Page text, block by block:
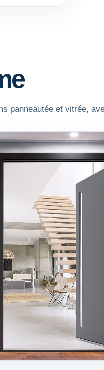
panneautée et vitrée,